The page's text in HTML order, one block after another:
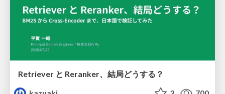
Retriever と Reranker、結局どうする？